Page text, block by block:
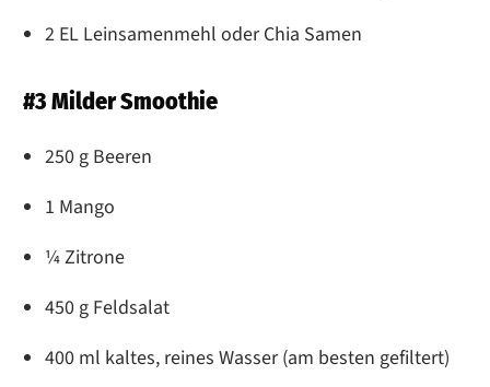
2 EL Leinsamenmehl oder Chia Samen
#3 Milder Smoothie
250 g Beeren
1 Mango
¼ Zitrone
450 g Feldsalat
400 ml kaltes, reines Wasser (am besten gefiltert)